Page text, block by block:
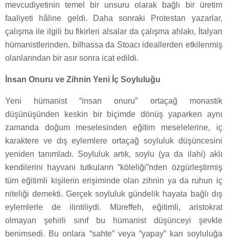
mevcudiyetinin temel bir unsuru olarak bağlı bir üretim
faaliyeti hâline geldi. Daha sonraki Protestan yazarlar,
çalışma ile ilgili bu fikirleri alsalar da çalışma ahlakı, İtalyan
hümanistlerinden, bilhassa da Stoacı ideallerden etkilenmiş
olanlarından bir asır sonra icat edildi.
İnsan Onuru ve Zihnin Yeni İç Soyluluğu
Yeni hümanist “insan onuru” ortaçağ monastik
düşünüşünden keskin bir biçimde dönüş yaparken aynı
zamanda doğum meselesinden eğitim meselelerine, iç
karaktere ve dış eylemlere ortaçağ soyluluk düşüncesini
yeniden tanımladı. Soyluluk artık, soylu (ya da ilahi) aklı
kendilerini hayvani tutkuların “köleliği”nden özgürleştirmiş
tüm eğitimli kişilerin erişiminde olan zihnin ya da ruhun iç
niteliği demekti. Gerçek soyluluk gündelik hayata bağlı dış
eylemlerle de ilintiliydi. Müreffeh, eğitimli, aristokrat
olmayan şehirli sınıf bu hümanist düşünceyi şevkle
benimsedi. Bu onlara “sahte” veya “yapay” kan soyluluğa